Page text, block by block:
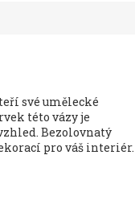
své umělecké
této vázy je
Bezolovnatý
pro váš interiér.